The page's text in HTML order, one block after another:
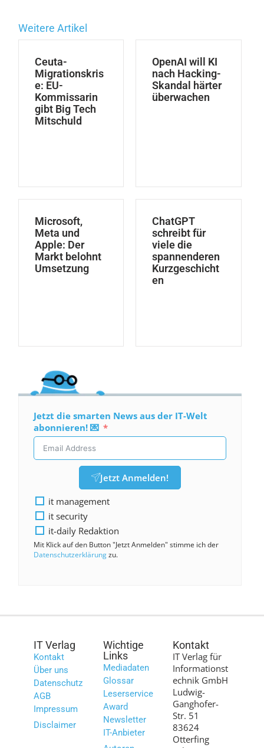
Weitere Artikel
Ceuta-
Migrationskris
e: EU-
Kommissarin
gibt Big Tech
Mitschuld
OpenAI will KI
nach Hacking-
Skandal härter
überwachen
Microsoft,
Meta und
Apple: Der
Markt belohnt
Umsetzung
ChatGPT
schreibt für
viele die
spannenderen
Kurzgeschicht
en
Jetzt die smarten News aus der IT-Welt
abonnieren! 💌
Jetzt Anmelden!
it management
it security
it-daily Redaktion
Mit Klick auf den Button "Jetzt Anmelden" stimme ich der
Datenschutzerklärungzu.
IT Verlag
Kontakt
Über uns
Datenschutz
AGB
Impressum
Disclaimer
Wichtige
Links
Mediadaten
Glossar
Leserservice
Award
Newsletter
IT-Anbieter
Kontakt
IT Verlag für
Informationst
echnik GmbH
Ludwig-
Ganghofer-
Str. 51
83624
Otterfing